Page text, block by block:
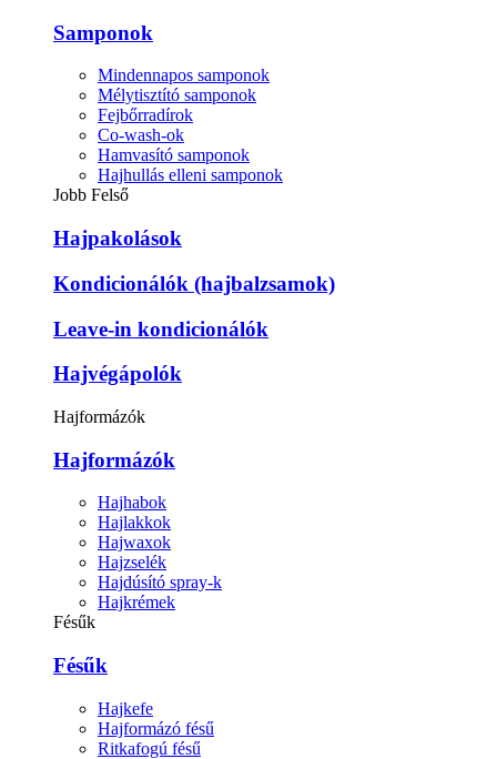
Samponok
Mindennapos samponok
Mélytisztító samponok
Fejbőrradírok
Co-wash-ok
Hamvasító samponok
Hajhullás elleni samponok
Jobb Felső
Hajpakolások
Kondicionálók (hajbalzsamok)
Leave-in kondicionálók
Hajvégápolók
Hajformázók
Hajformázók
Hajhabok
Hajlakkok
Hajwaxok
Hajzselék
Hajdúsító spray-k
Hajkrémek
Fésűk
Fésűk
Hajkefe
Hajformázó fésű
Ritkafogú fésű